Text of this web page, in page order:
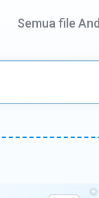
Semua file